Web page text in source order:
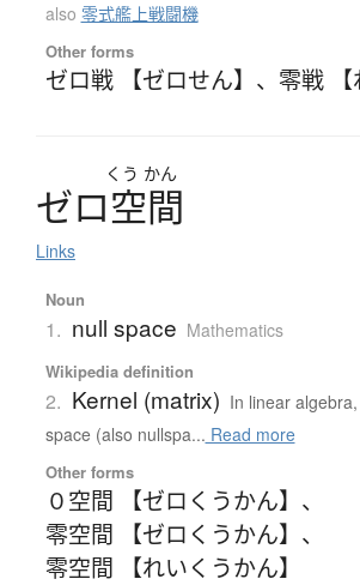
also 零式艦上戦闘機
Other forms
ゼロ戦 【ゼロせん】 、 零戦 【
くう かん
ゼロ空間
Links
Noun
1. null space Mathematics
Wikipedia definition
2. Kernel (matrix) In linear
space (also nullspa... Read more
Other forms
０空間 【ゼロくうかん】 、
零空間 【ゼロくうかん】 、
零空間 【れいくうかん】